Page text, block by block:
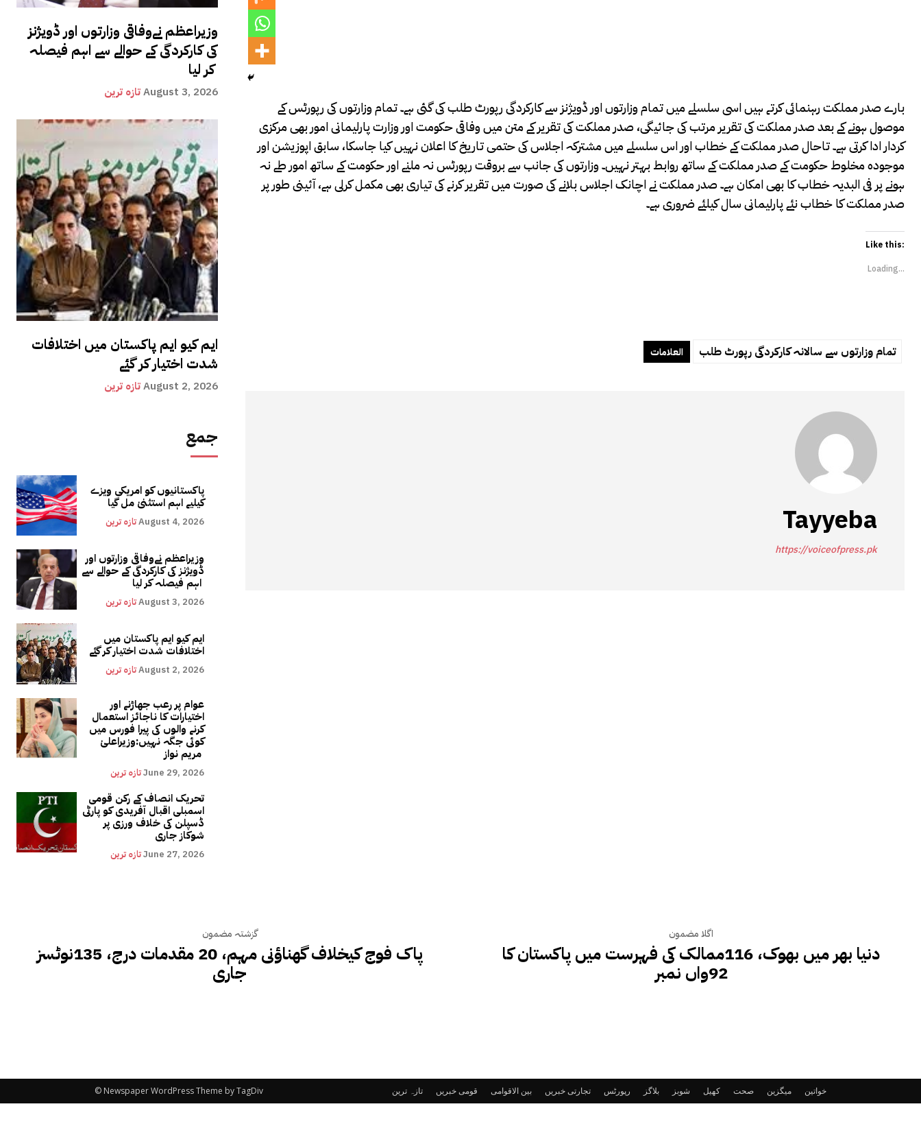
وزیراعظم نےوفاقی وزارتوں اور ڈویژنز
کی کارکردگی کے حوالے سے اہم فیصلہ
کر لیا
تازہ ترینAugust 3, 2026
ایم کیو ایم پاکستان میں اختلافات
شدت اختیار کر گئے
تازہ ترینAugust 2, 2026
جمع
پاکستانیوں کو امریکی ویزے
کیلیے اہم استثنیٰ مل گیا
تازہ ترینAugust 4, 2026
وزیراعظم نےوفاقی وزارتوں اور
ڈویژنز کی کارکردگی کے حوالے سے
تازہ ترینAugust 3, 2026
ایم کیو ایم پاکستان میں
اختلافات شدت اختیار کر گئے
تازہ ترینAugust 2, 2026
عوام پر رعب جھاڑنے اور
اختیارات کا ناجائز استعمال
کرنے والوں کی پیرا فورس میں
کوئی جگہ نہیں:وزیراعلیٰ
تازہ ترینJune 29, 2026
تحریک انصاف کے رکن قومی
اسمبلی اقبال آفریدی کو پارٹی
ڈسپلن کی خلاف ورزی پر
شوکاز جاری
تازہ ترینJune 27, 2026
بارے صدر مملکت رہنمائی کرتے ہیں اسی سلسلے میں تمام وزارتوں اور ڈویژنز سے کارکردگی رپورٹ طلب کی گئی ہے۔ تمام وزارتوں کی رپورٹس کے
موصول ہونے کے بعد صدر مملکت کی تقریر مرتب کی جائیگی، صدر مملکت کی تقریر کے متن میں وفاقی حکومت اور وزارت پارلیمانی امور بھی مرکزی
کردار ادا کرتی ہے۔ تاحال صدر مملکت کے خطاب اور اس سلسلے میں مشترکہ اجلاس کی حتمی تاریخ کا اعلان نہیں کیا جاسکا، سابق اپوزیشن اور
موجودہ مخلوط حکومت کے صدر مملکت کے ساتھ روابط بہتر نہیں۔ وزارتوں کی جانب سے بروقت رپورٹس نہ ملنے اور حکومت کے ساتھ امور طے نہ
ہونے پر فی البدیہ خطاب کا بھی امکان ہے۔ صدر مملکت نے اچانک اجلاس بلانے کی صورت میں تقریر کرنے کی تیاری بھی مکمل کرلی ہے، آئینی طور پر
صدر مملکت کا خطاب نئے پارلیمانی سال کیلئے ضروری ہے۔
Like this:
Loading...
العلامات تمام وزارتوں سے سالانہ کارکردگی رپورٹ طلب
Tayyeba
https://voiceofpress.pk
گزشتہ مضمون
پاک فوج کیخلاف گھناؤنی مہم، 20 مقدمات درج، 135نوٹسز
جاری
اگلا مضمون
دنیا بھر میں بھوک، 116ممالک کی فہرست میں پاکستان کا
92واں نمبر
تازہ ترین قومی خبریں بین الاقوامی تجارتی خبریں رپورٹس بلاگز شوبز کھیل صحت میگزین خواتین © Newspaper WordPress Theme by TagDiv